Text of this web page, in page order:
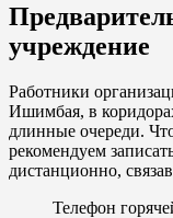
учреждение
Работники
Ишимбая, в
длинные очереди.
рекомендуем
дистанционно,
Телефон